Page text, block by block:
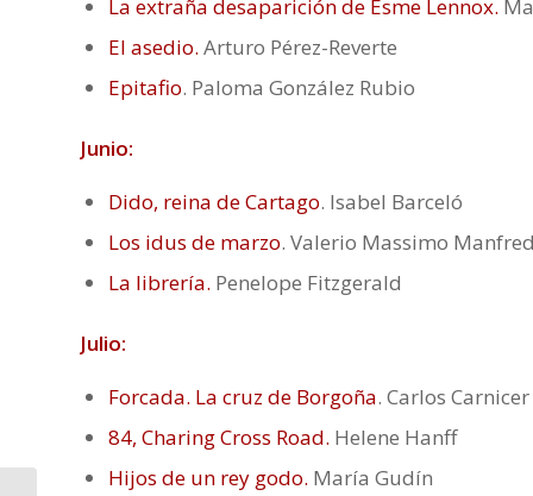
La extraña desaparición de Esme Lennox.
El asedio. Arturo Pérez-Reverte
Epitafio. Paloma González Rubio
Junio:
Dido, reina de Cartago. Isabel Barceló
Los idus de marzo. Valerio Massimo
La librería. Penelope Fitzgerald
Julio:
Forcada. La cruz de Borgoña. Carlos Carnicer
84, Charing Cross Road. Helene Hanff
Hijos de un rey godo. María Gudín